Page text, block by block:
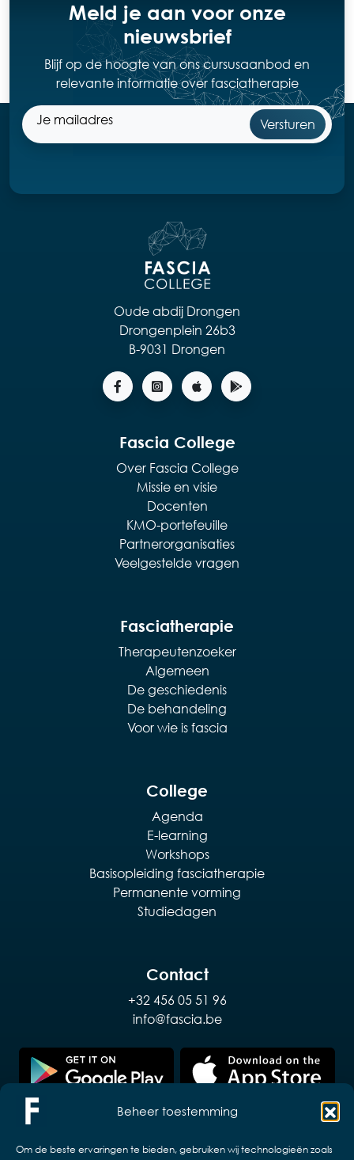
Beheer toestemming
Om de beste ervaringen te bieden, gebruiken wij technologieën zoals
Meld je aan voor onze
nieuwsbrief
Blijf op de hoogte van ons cursusaanbod en
relevante informatie over fasciatherapie
Oude abdij Drongen
Drongenplein 26b3
B-9031 Drongen
Fascia College
Over Fascia College
Missie en visie
Docenten
KMO-portefeuille
Partnerorganisaties
Veelgestelde vragen
Fasciatherapie
Therapeutenzoeker
Algemeen
De geschiedenis
De behandeling
Voor wie is fascia
College
Agenda
E-learning
Workshops
Basisopleiding fasciatherapie
Permanente vorming
Studiedagen
Contact
+32 456 05 51 96
info@fascia.be